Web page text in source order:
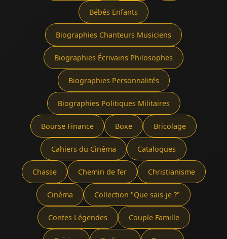
Bébés Enfants
Biographies Chanteurs Musiciens
Biographies Écrivains Philosophes
Biographies Personnalités
Biographies Politiques Militaires
Bourse Finance Boxe Bricolage
Cahiers du Cinéma Catalogues
Chasse Chemin de fer Christianisme
Cinéma Collection "Que sais-je ?"
Contes Légendes Couple Famille